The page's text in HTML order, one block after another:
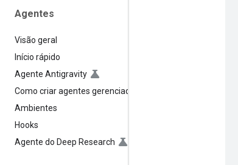
Agentes
Visão geral
Início rápido
Agente Antigravity
Como criar agentes gerenciados
Ambientes
Hooks
Agente do Deep Research